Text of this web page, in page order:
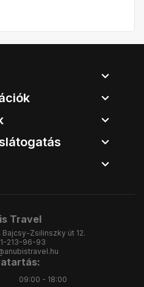
Travel
Bajcsy-Zsilinszky út 12.
213-96-93
09:00 - 18:00